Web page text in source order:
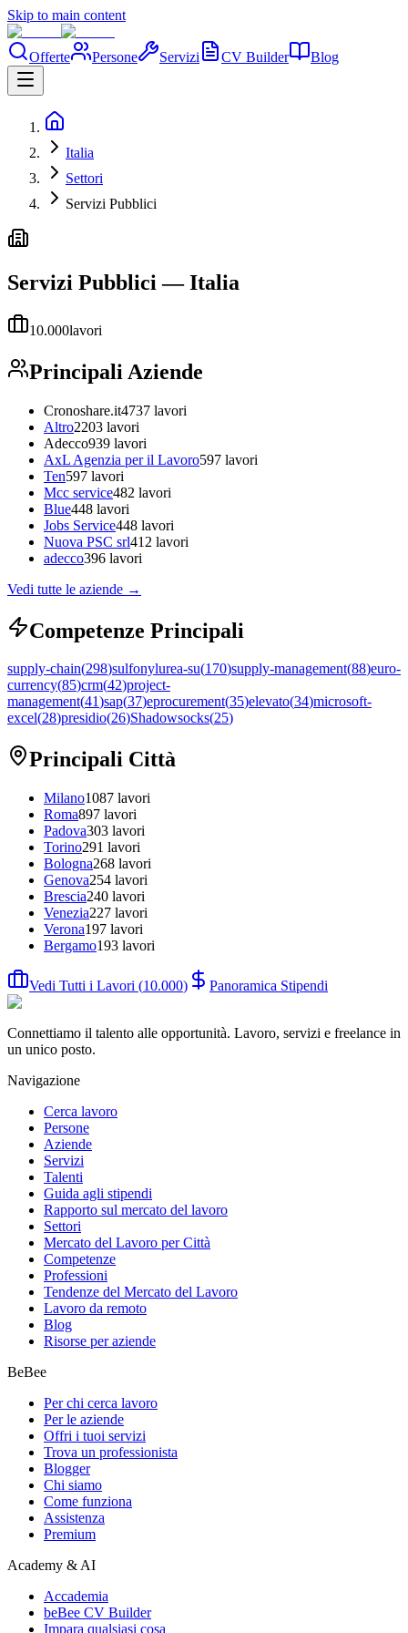
Skip to main content
Offerte Persone Servizi CV Builder Blog
Italia
Settori
Servizi Pubblici
Servizi Pubblici —Italia
10.000lavori
Principali Aziende
Cronoshare.it4737 lavori
Altro2203 lavori
Adecco939 lavori
AxL Agenzia per il Lavoro597 lavori
Ten597 lavori
Mcc service482 lavori
Blue448 lavori
Jobs Service448 lavori
Nuova PSC srl412 lavori
adecco396 lavori
Vedi tutte le aziende →
Competenze Principali
supply-chain(298)sulfonylurea-su(170)supply-management(88)euro-
currency(85)crm(42)project-
management(41)sap(37)eprocurement(35)elevato(34)microsoft-
excel(28)presidio(26)Shadowsocks(25)
Principali Città
Milano1087 lavori
Roma897 lavori
Padova303 lavori
Torino291 lavori
Bologna268 lavori
Genova254 lavori
Brescia240 lavori
Venezia227 lavori
Verona197 lavori
Bergamo193 lavori
Vedi Tutti i Lavori (10.000) Panoramica Stipendi
Connettiamo il talento alle opportunità. Lavoro, servizi e freelance in
un unico posto.
Navigazione
Cerca lavoro
Persone
Aziende
Servizi
Talenti
Guida agli stipendi
Rapporto sul mercato del lavoro
Settori
Mercato del Lavoro per Città
Competenze
Professioni
Tendenze del Mercato del Lavoro
Lavoro da remoto
Blog
Risorse per aziende
BeBee
Per chi cerca lavoro
Per le aziende
Offri i tuoi servizi
Trova un professionista
Blogger
Chi siamo
Come funziona
Assistenza
Premium
Academy & AI
Accademia
beBee CV Builder
Impara qualsiasi cosa